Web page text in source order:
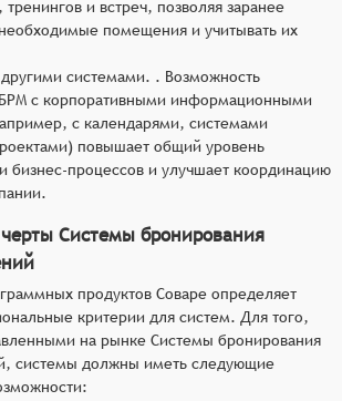
и встреч, позволяя заранее
помещения и учитывать их
другими системами. . Возможность
с корпоративными информационными
с календарями, системами
повышает общий уровень
бизнес-процессов и улучшает координацию
Системы бронирования
продуктов Соваре определяет
критерии для систем. Для того,
на рынке Системы бронирования
системы должны иметь следующие